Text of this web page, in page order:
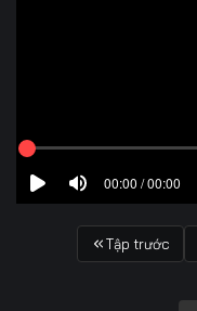
00:00 / 00:00
Tập trước